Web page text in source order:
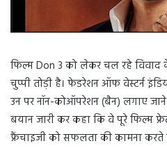
फिल्म Don 3 को लेकर चल रहे विवाद
चुप्पी तोड़ी है। फेडरेशन ऑफ वेस्टर्न
उन पर नॉन-कोऑपरेशन (बैन) लगाए
बयान जारी कर कहा कि वे पूरे फिल्म
फ्रैंचाइजी को सफलता की कामना करते